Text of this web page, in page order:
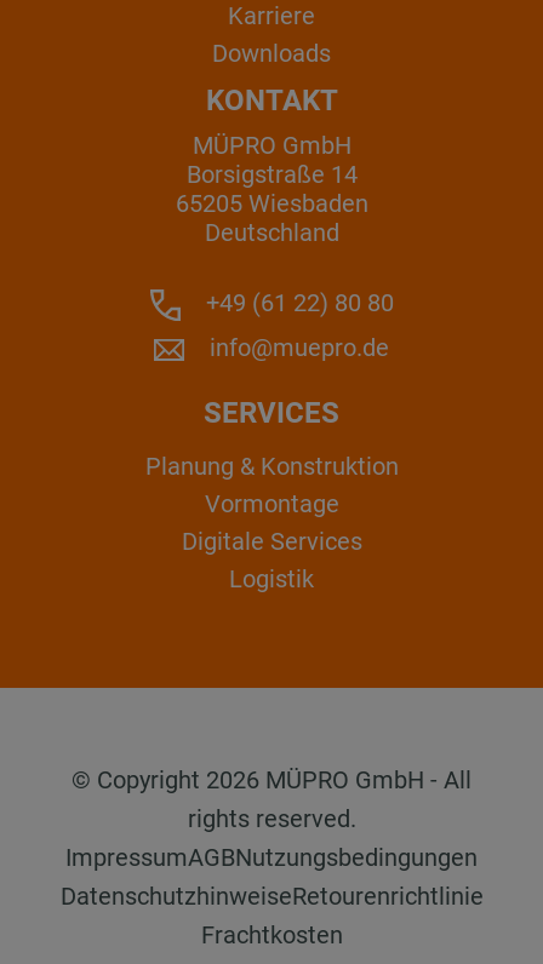
Karriere
Downloads
KONTAKT
MÜPRO GmbH
Borsigstraße 14
65205 Wiesbaden
Deutschland
+49 (61 22) 80 80
info@muepro.de
SERVICES
Planung & Konstruktion
Vormontage
Digitale Services
Logistik
© Copyright 2026 MÜPRO GmbH - All
rights reserved.
ImpressumAGBNutzungsbedingungen
DatenschutzhinweiseRetourenrichtlinie
Frachtkosten